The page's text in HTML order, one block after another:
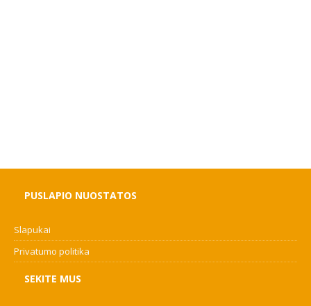
PUSLAPIO NUOSTATOS
Slapukai
Privatumo politika
SEKITE MUS